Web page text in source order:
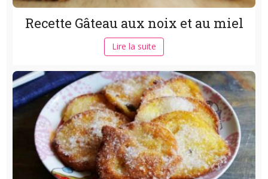
Recette Gâteau aux noix et au miel
Lire la suite